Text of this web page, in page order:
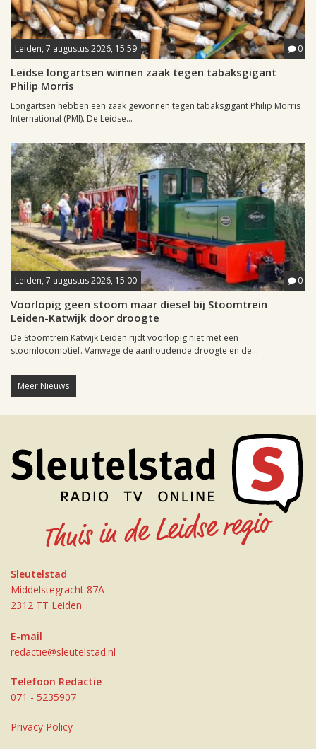
Leiden, 7 augustus 2026, 15:59 0
Leidse longartsen winnen zaak tegen tabaksgigant
Philip Morris
Longartsen hebben een zaak gewonnen tegen tabaksgigant Philip Morris
International (PMI). De Leidse...
Leiden, 7 augustus 2026, 15:00 0
Voorlopig geen stoom maar diesel bij Stoomtrein
Leiden-Katwijk door droogte
De Stoomtrein Katwijk Leiden rijdt voorlopig niet met een
stoomlocomotief. Vanwege de aanhoudende droogte en de...
Meer Nieuws
Sleutelstad
Middelstegracht 87A
2312 TT Leiden
E-mail
redactie@sleutelstad.nl
Telefoon Redactie
071 - 5235907
Privacy Policy